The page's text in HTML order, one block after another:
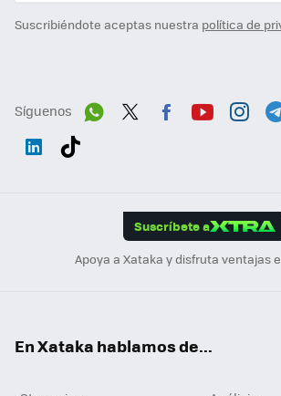
Suscribiéndote aceptas nuestra política de
Síguenos
Suscríbete a
Apoya a Xataka y disfruta ventajas
En Xataka hablamos de...